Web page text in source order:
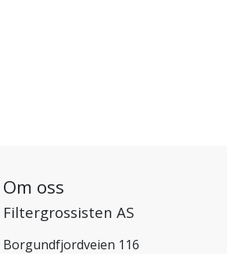
Om oss
Filtergrossisten AS
Borgundfjordveien 116